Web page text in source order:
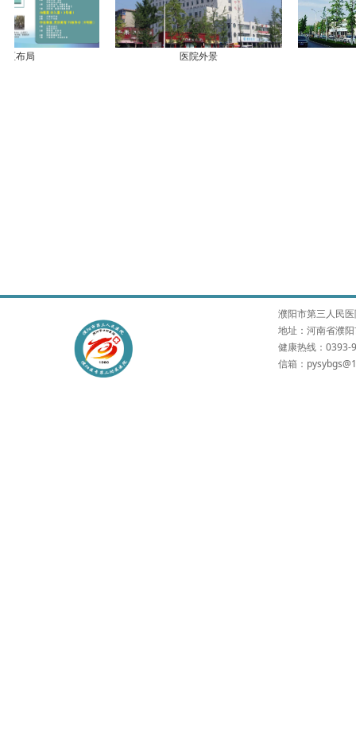
布局 医院外景
濮阳市第三人民
地址：河南省濮
健康热线：0393-
信箱：